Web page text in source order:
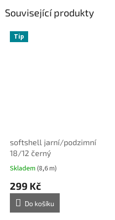
Související produkty
Tip
softshell jarní/podzimní
18/12 černý
Skladem (8,6 m)
299 Kč
Do košíku